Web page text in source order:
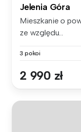
Jelenia Góra
Mieszkanie o
ze względu...
3 pokoi
2 990 zł